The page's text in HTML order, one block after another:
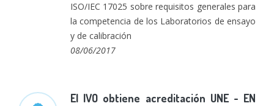
ISO/IEC 17025 sobre requisitos generales para
la competencia de los Laboratorios de ensayo
y de calibración
08/06/2017
El IVO obtiene acreditación UNE - EN